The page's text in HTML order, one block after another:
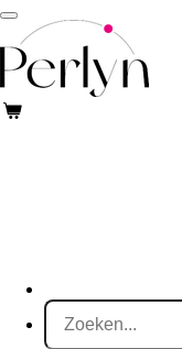
Ga
direct
naar
de
hoofdinhoud